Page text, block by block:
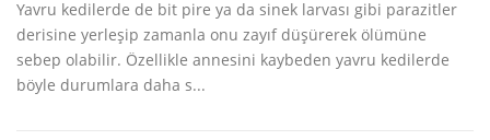
Yavru kedilerde de bit pire ya da sinek larvası gibi parazitler
derisine yerleşip zamanla onu zayıf düşürerek ölümüne
sebep olabilir. Özellikle annesini kaybeden yavru kedilerde
böyle durumlara daha s...